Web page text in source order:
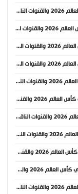
موعد مباراة النمسا والأردن في كأس العالم 2026 والقنوات الناقلة
موعد مباراة الأرجنتين والجزائر في كأس العالم 2026 والقنوات الناقلة
موعد مباراة العراق والنرويج في كأس العالم 2026 والقنوات الناقلة
موعد مباراة فرنسا والسنغال في كأس العالم 2026 والقنوات الناقلة
موعد مباراة إيران ونيوزيلندا في كأس العالم 2026 والقنوات الناقلة
موعد مباراة السعودية وأوروغواي في كأس العالم 2026 والقنوات الناقلة
موعد مباراة بلجيكا ومصر في كأس العالم 2026 والقنوات الناقلة
موعد مباراة السويد وتونس في كأس العالم 2026 والقنوات الناقلة
موعد مباراة إسبانيا والرأس الأخضر في كأس العالم 2026 والقنوات الناقلة
موعد مباراة ساحل العاج والإكوادور في كأس العالم 2026 والقنوات الناقلة
موعد مباراة أستراليا وتركيا في كأس العالم 2026 والقنوات الناقلة